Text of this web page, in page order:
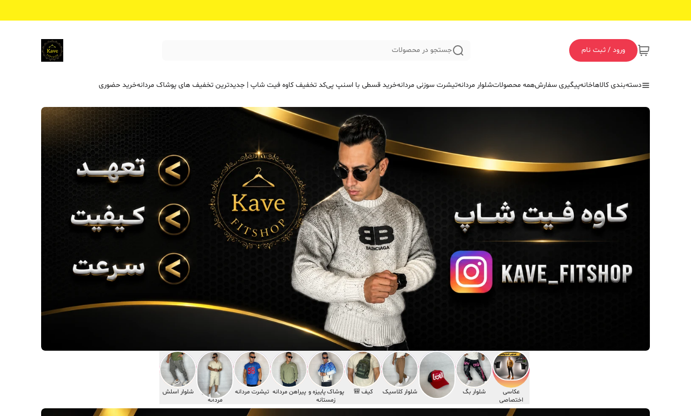
ورود / ثبت نام جستجو در محصولات
دسته‌بندی کالاهاخانهپیگیری سفارشهمه محصولاتشلوار مردانهتیشرت سوزنی مردانهخرید قسطی با اسنپ پیکد تخفیف کاوه فیت‌ شاپ | جدیدترین تخفیف ‌های پوشاک مردانهخرید حضوری
عکاسی
اختصاصی
شلوار بگ کلاه شلوار کلاسیک کیف 🎒
پوشاک پاییزه و
زمستانه
پیراهن مردانه تیشرت مردانه
ست لباس
مردانه
شلوار اسلش